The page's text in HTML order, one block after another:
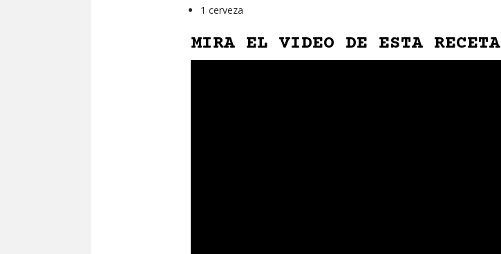
1 cerveza
MIRA EL VIDEO DE ESTA RECETA